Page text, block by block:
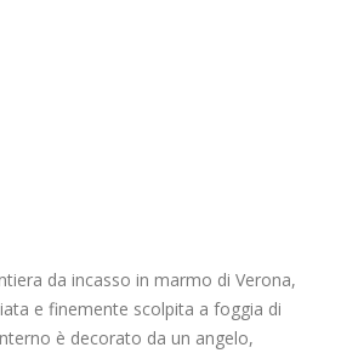
da incasso in marmo di Verona,
e finemente scolpita a foggia di
è decorato da un angelo,